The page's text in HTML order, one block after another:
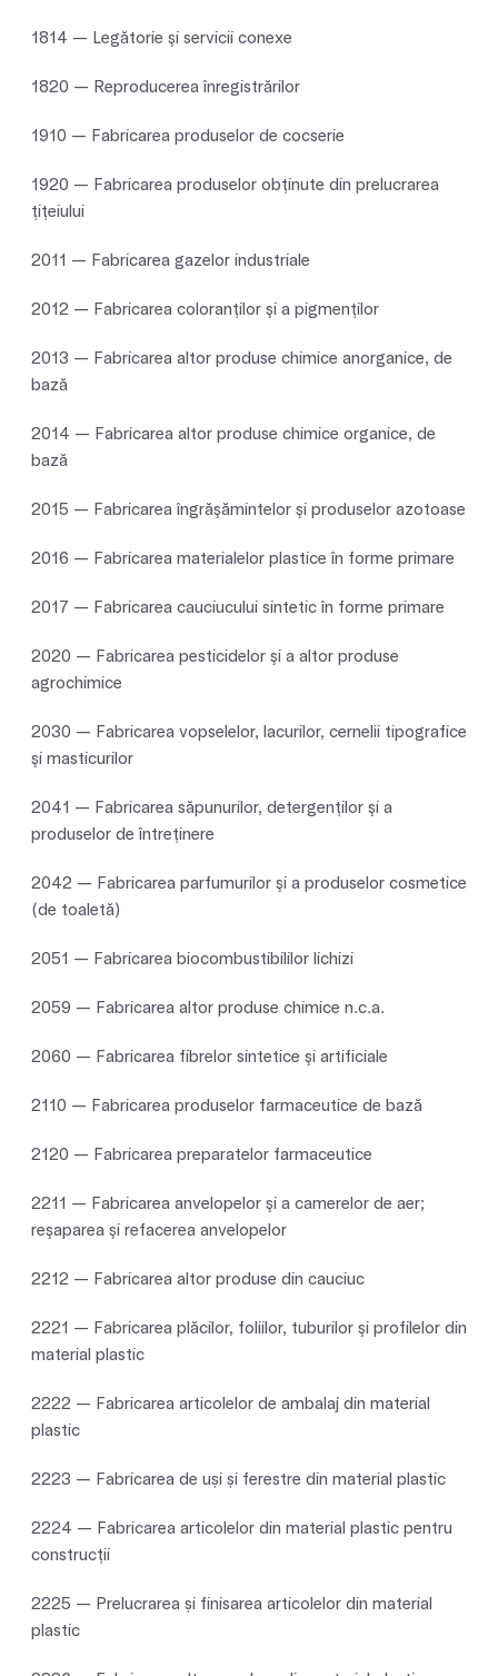
1814 — Legătorie şi servicii conexe
1820 — Reproducerea înregistrărilor
1910 — Fabricarea produselor de cocserie
1920 — Fabricarea produselor obţinute din prelucrarea
ţiţeiului
2011 — Fabricarea gazelor industriale
2012 — Fabricarea coloranţilor şi a pigmenţilor
2013 — Fabricarea altor produse chimice anorganice, de
bază
2014 — Fabricarea altor produse chimice organice, de
bază
2015 — Fabricarea îngrăşămintelor şi produselor azotoase
2016 — Fabricarea materialelor plastice în forme primare
2017 — Fabricarea cauciucului sintetic în forme primare
2020 — Fabricarea pesticidelor şi a altor produse
agrochimice
2030 — Fabricarea vopselelor, lacurilor, cernelii tipografice
şi masticurilor
2041 — Fabricarea săpunurilor, detergenţilor şi a
produselor de întreţinere
2042 — Fabricarea parfumurilor şi a produselor cosmetice
(de toaletă)
2051 — Fabricarea biocombustibililor lichizi
2059 — Fabricarea altor produse chimice n.c.a.
2060 — Fabricarea fibrelor sintetice şi artificiale
2110 — Fabricarea produselor farmaceutice de bază
2120 — Fabricarea preparatelor farmaceutice
2211 — Fabricarea anvelopelor şi a camerelor de aer;
reşaparea şi refacerea anvelopelor
2212 — Fabricarea altor produse din cauciuc
2221 — Fabricarea plăcilor, foliilor, tuburilor şi profilelor din
material plastic
2222 — Fabricarea articolelor de ambalaj din material
plastic
2223 — Fabricarea de uși și ferestre din material plastic
2224 — Fabricarea articolelor din material plastic pentru
construcţii
2225 — Prelucrarea și finisarea articolelor din material
plastic